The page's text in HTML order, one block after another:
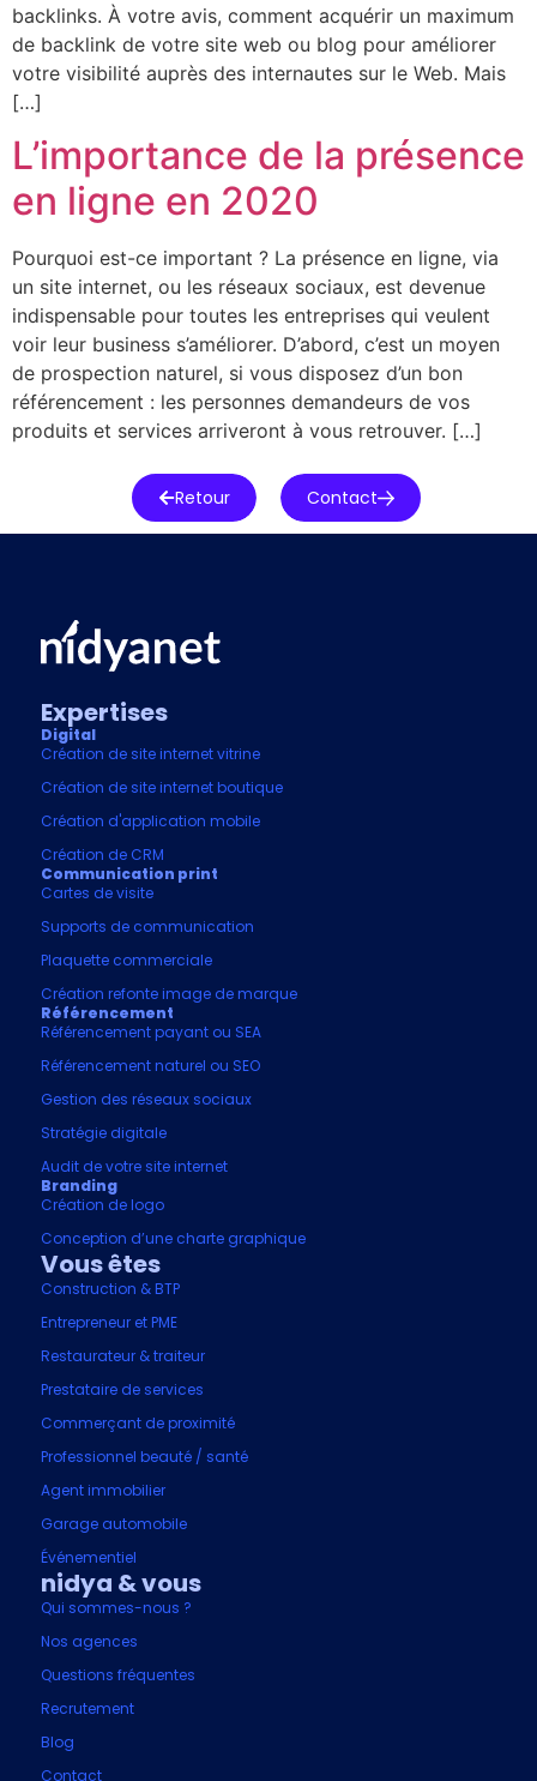
backlinks. À votre avis, comment acquérir un maximum
de backlink de votre site web ou blog pour améliorer
votre visibilité auprès des internautes sur le Web. Mais
[…]
L’importance de la présence
en ligne en 2020
Pourquoi est-ce important ? La présence en ligne, via
un site internet, ou les réseaux sociaux, est devenue
indispensable pour toutes les entreprises qui veulent
voir leur business s’améliorer. D’abord, c’est un moyen
de prospection naturel, si vous disposez d’un bon
référencement : les personnes demandeurs de vos
produits et services arriveront à vous retrouver. […]
Retour Contact
Expertises
Digital
Création de site internet vitrine
Création de site internet boutique
Création d'application mobile
Création de CRM
Communication print
Cartes de visite
Supports de communication
Plaquette commerciale
Création refonte image de marque
Référencement
Référencement payant ou SEA
Référencement naturel ou SEO
Gestion des réseaux sociaux
Stratégie digitale
Audit de votre site internet
Branding
Création de logo
Conception d’une charte graphique
Vous êtes
Construction & BTP
Entrepreneur et PME
Restaurateur & traiteur
Prestataire de services
Commerçant de proximité
Professionnel beauté / santé
Agent immobilier
Garage automobile
Événementiel
nidya & vous
Qui sommes-nous ?
Nos agences
Questions fréquentes
Recrutement
Blog
Contact